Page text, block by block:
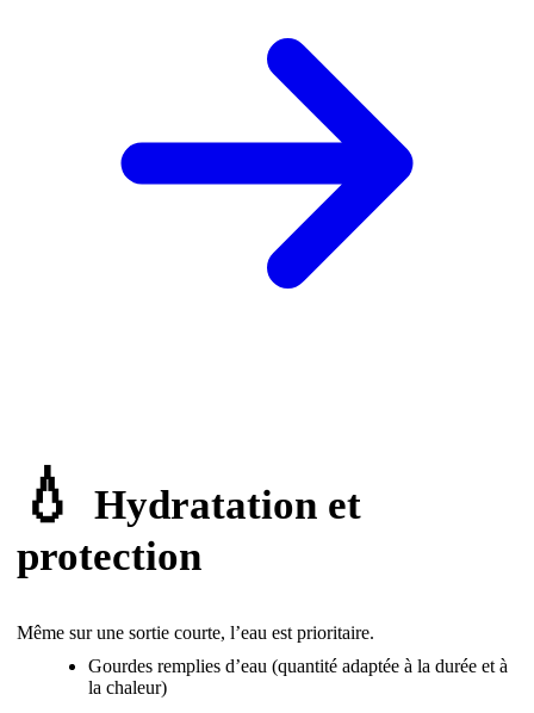
💧
Hydratation et
protection
Même sur une sortie courte, l’eau est prioritaire.
Gourdes remplies d’eau (quantité adaptée à la durée et à
la chaleur)